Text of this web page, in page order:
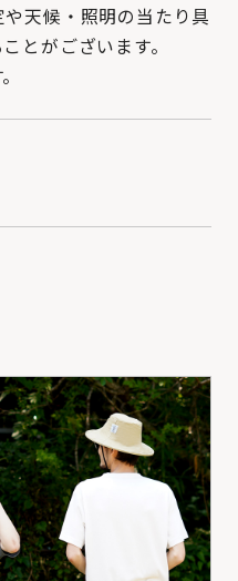
天候・照明の当たり具
とがございます。